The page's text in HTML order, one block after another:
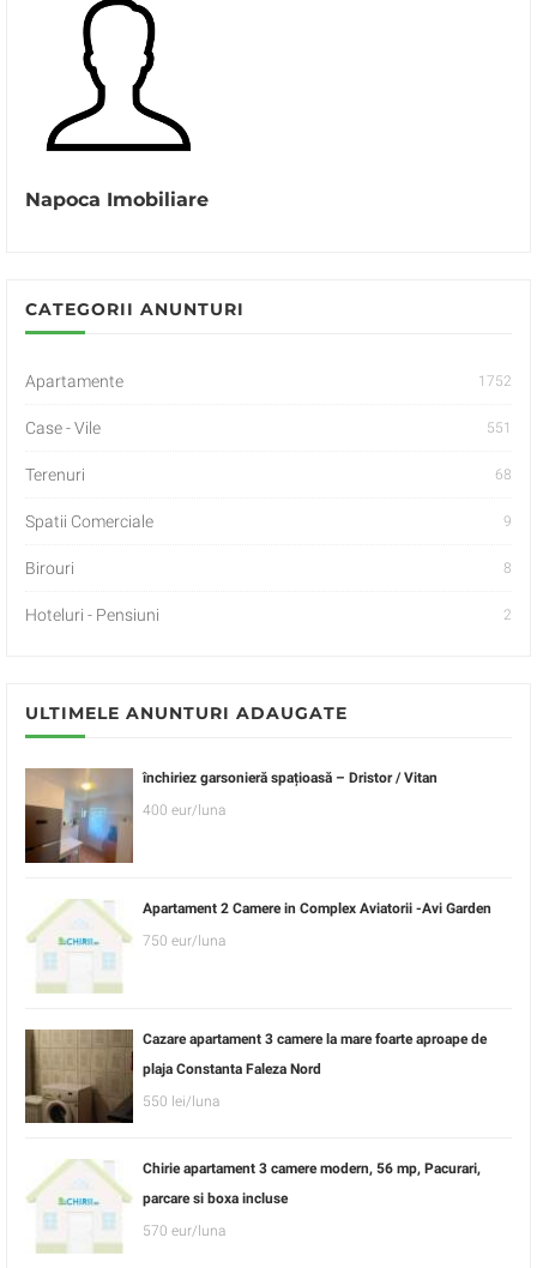
Napoca Imobiliare
CATEGORII ANUNTURI
Apartamente 1752
Case - Vile 551
Terenuri 68
Spatii Comerciale 9
Birouri 8
Hoteluri - Pensiuni 2
ULTIMELE ANUNTURI ADAUGATE
închiriez garsonieră spațioasă – Dristor / Vitan
400 eur/luna
Apartament 2 Camere in Complex Aviatorii -Avi Garden
750 eur/luna
Cazare apartament 3 camere la mare foarte aproape de
plaja Constanta Faleza Nord
550 lei/luna
Chirie apartament 3 camere modern, 56 mp, Pacurari,
parcare si boxa incluse
570 eur/luna